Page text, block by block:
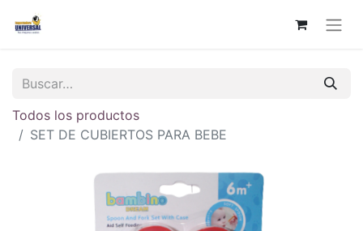
Todos los productos
SET DE CUBIERTOS PARA BEBE